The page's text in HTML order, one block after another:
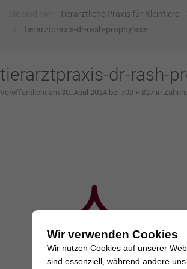
Tierärztliche Praxis für Kleintiere
tierarztpraxis-dr-rash-prophylaxe
tierarztpraxis-dr-rash-
Veröffentlicht am 30. April 2024 bei 709 × 827 in
Wir verwenden Cookies
Wir nutzen Cookies auf unserer
sind essenziell, während andere